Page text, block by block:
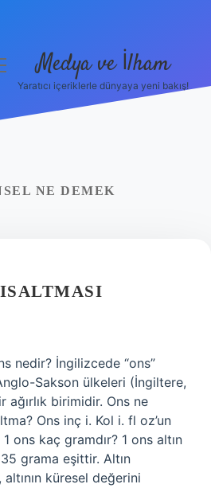
Medya ve İlham
Yaratıcı içeriklerle dünyaya yeni bakış!
NE DEMEK
nedir? İngilizcede “ons”
Sakson ülkeleri (İngiltere,
birimidir. Ons ne
Ons inç i. Kol i. fl oz’un
1 ons kaç gramdır? 1 ons altın
grama eşittir. Altın
altının küresel değerini